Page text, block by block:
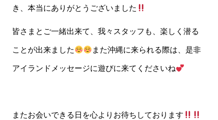
き、本当にありがとうございました
皆さまとご一緒出来て、我々スタッフも、楽しく潜る
ことが出来ました また沖縄に来られる際は、是非
アイランドメッセージに遊びに来てくださいね
またお会いできる日を心よりお待ちしております